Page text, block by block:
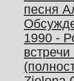
песня
1990 -